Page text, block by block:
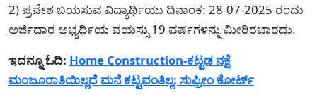
2) ಪ್ರವೇಶ ಬಯಸುವ ವಿದ್ಯಾರ್ಥಿಯು ದಿನಾಂಕ: 28-07-2025 ರಂದು
ಅರ್ಜಿದಾರ ಅಭ್ಯರ್ಥಿಯ ವಯಸ್ಸು 19 ವರ್ಷಗಳನ್ನು ಮೀರಿರಬಾರದು.
ಇದನ್ನೂ ಓದಿ: Home Construction-ಕಟ್ಟಡ ನಕ್ಷೆ
ಮಂಜೂರಾತಿಯಿಲ್ಲದೆ ಮನೆ ಕಟ್ಟವಂತಿಲ್ಲ: ಸುಪ್ರೀಂ ಕೋರ್ಟ್